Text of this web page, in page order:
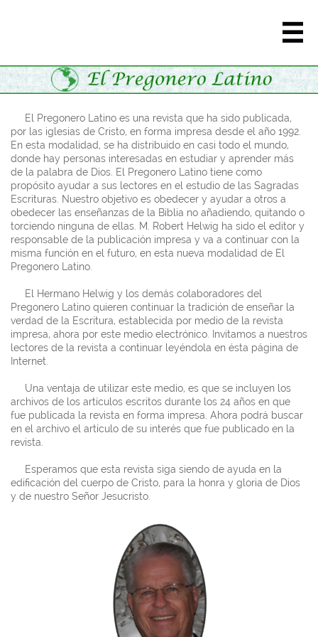

El Pregonero Latino es una revista que ha sido publicada,
por las iglesias de Cristo, en forma impresa desde el año 1992.
En esta modalidad, se ha distribuido en casi todo el mundo,
donde hay personas interesadas en estudiar y aprender más
de la palabra de Dios. El Pregonero Latino tiene como
propósito ayudar a sus lectores en el estudio de las Sagradas
Escrituras. Nuestro objetivo es obedecer y ayudar a otros a
obedecer las enseñanzas de la Biblia no añadiendo, quitando o
torciendo ninguna de ellas. M. Robert Helwig ha sido el editor y
responsable de la publicación impresa y va a continuar con la
misma función en el futuro, en esta nueva modalidad de El
Pregonero Latino.
El Hermano Helwig y los demás colaboradores del
Pregonero Latino quieren continuar la tradición de enseñar la
verdad de la Escritura, establecida por medio de la revista
impresa, ahora por este medio electrónico. Invitamos a nuestros
lectores de la revista a continuar leyéndola en ésta página de
Internet.
Una ventaja de utilizar este medio, es que se incluyen los
archivos de los artículos escritos durante los 24 años en que
fue publicada la revista en forma impresa. Ahora podrá buscar
en el archivo el artículo de su interés que fue publicado en la
revista.
Esperamos que esta revista siga siendo de ayuda en la
edificación del cuerpo de Cristo, para la honra y gloria de Dios
y de nuestro Señor Jesucristo.